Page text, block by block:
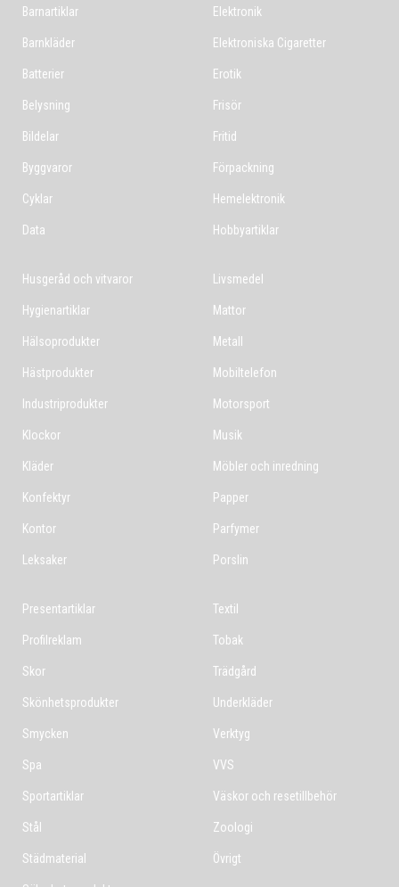
Barnartiklar
Barnkläder
Batterier
Belysning
Bildelar
Byggvaror
Cyklar
Data
Elektronik
Elektroniska Cigaretter
Erotik
Frisör
Fritid
Förpackning
Hemelektronik
Hobbyartiklar
Husgeråd och vitvaror
Hygienartiklar
Hälsoprodukter
Hästprodukter
Industriprodukter
Klockor
Kläder
Konfektyr
Kontor
Leksaker
Livsmedel
Mattor
Metall
Mobiltelefon
Motorsport
Musik
Möbler och inredning
Papper
Parfymer
Porslin
Presentartiklar
Profilreklam
Skor
Skönhetsprodukter
Smycken
Spa
Sportartiklar
Stål
Städmaterial
Textil
Tobak
Trädgård
Underkläder
Verktyg
VVS
Väskor och resetillbehör
Zoologi
Övrigt